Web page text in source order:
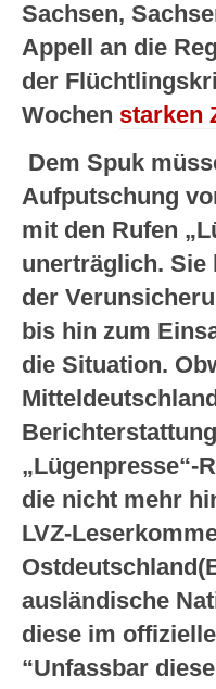
Sachsen,
Appell an die
der
Wochen starken
Dem Spuk
Aufputschung
mit den Rufen
unerträglich. Sie
der
bis hin zum
die Situation.
„Lügenpresse“-
die nicht mehr
LVZ-
ausländische
diese im
“Unfassbar